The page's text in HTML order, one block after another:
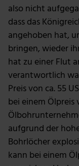
also nicht
dass das
angehoben hat,
bringen, wieder
hat zu einer Flut
verantwortlich
Preis von ca. 55
bei einem Ölpreis
aufgrund der
Bohrlöcher
kann bei einem